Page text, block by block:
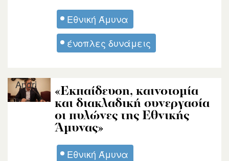
Εθνική Άμυνα
ένοπλες δυνάμεις
«Εκπαίδευση, καινοτομία
και διακλαδική συνεργασία
οι πυλώνες της Εθνικής
Άμυνας»
Εθνική Άμυνα
Andri